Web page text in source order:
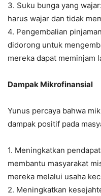
3. Suku bunga yang
harus wajar dan tidak
4. Pengembalian
didorong untuk
mereka dapat meminjam
Dampak Mikrofinansial
Yunus percaya bahwa
dampak positif pada
1. Meningkatkan
membantu masyarakat
mereka melalui usaha
2. Meningkatkan